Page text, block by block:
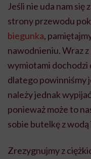
Jeśli nie uda nam
strony przewodu
biegunka,
nawodnieniu. Wraz
wymiotami dochodzi
dlatego powinniśmy
należy jednak
ponieważ może to
sobie butelkę z wodą
Zrezygnujmy z